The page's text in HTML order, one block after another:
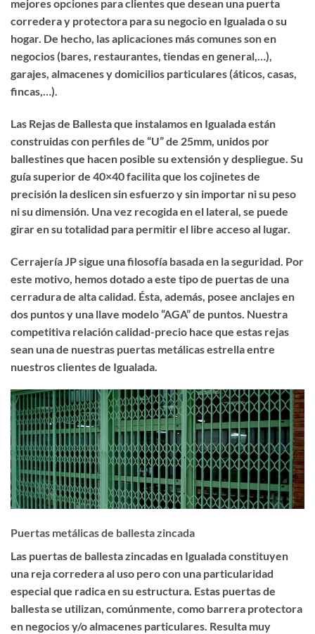
mejores opciones para clientes que desean una puerta
corredera y protectora para su negocio en Igualada o su
hogar. De hecho, las aplicaciones más comunes son en
negocios (bares, restaurantes, tiendas en general,…),
garajes, almacenes y domicilios particulares (áticos, casas,
fincas,…).
Las Rejas de Ballesta que instalamos en Igualada están
construidas con perfiles de “U” de 25mm, unidos por
ballestines que hacen posible su extensión y despliegue. Su
guía superior de 40×40 facilita que los cojinetes de
precisión la deslicen sin esfuerzo y sin importar ni su peso
ni su dimensión. Una vez recogida en el lateral, se puede
girar en su totalidad para permitir el libre acceso al lugar.
Cerrajería JP sigue una filosofía basada en la seguridad. Por
este motivo, hemos dotado a este tipo de puertas de una
cerradura de alta calidad. Ésta, además, posee anclajes en
dos puntos y una llave modelo “AGA” de puntos. Nuestra
competitiva relación calidad-precio hace que estas rejas
sean una de nuestras puertas metálicas estrella entre
nuestros clientes de Igualada.
Puertas metálicas de ballesta zincada
Las puertas de ballesta zincadas en Igualadaconstituyen
una reja corredera al uso pero con una particularidad
especial que radica en su estructura. Estas puertas de
ballesta se utilizan, comúnmente, como barrera protectora
en negocios y/o almacenes particulares. Resulta muy